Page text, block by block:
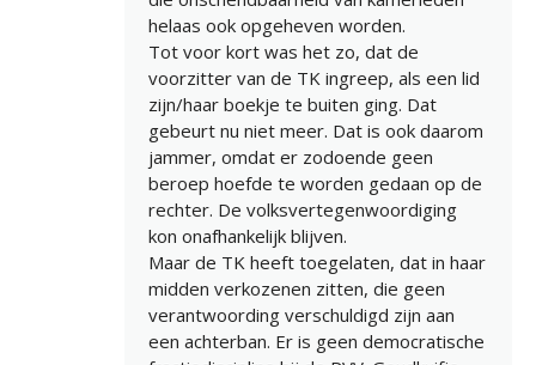
helaas ook opgeheven worden.
Tot voor kort was het zo, dat de
voorzitter van de TK ingreep, als een lid
zijn/haar boekje te buiten ging. Dat
gebeurt nu niet meer. Dat is ook daarom
jammer, omdat er zodoende geen
beroep hoefde te worden gedaan op de
rechter. De volksvertegenwoordiging
kon onafhankelijk blijven.
Maar de TK heeft toegelaten, dat in haar
midden verkozenen zitten, die geen
verantwoording verschuldigd zijn aan
een achterban. Er is geen democratische